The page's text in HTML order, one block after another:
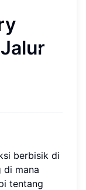
berbisik di
di mana
tentang